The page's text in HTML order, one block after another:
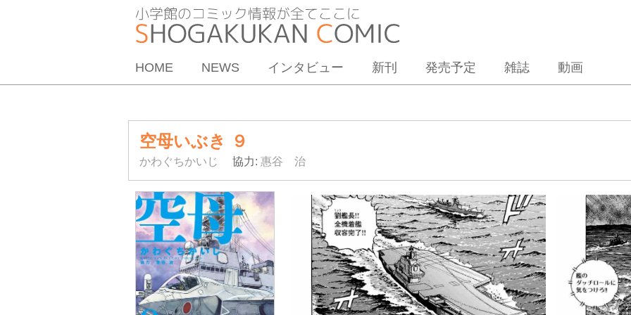
HOME NEWS インタビュー 新刊 発売予定 雑誌 動画
空母いぶき ９
かわぐちかいじ 協力: 惠谷 治